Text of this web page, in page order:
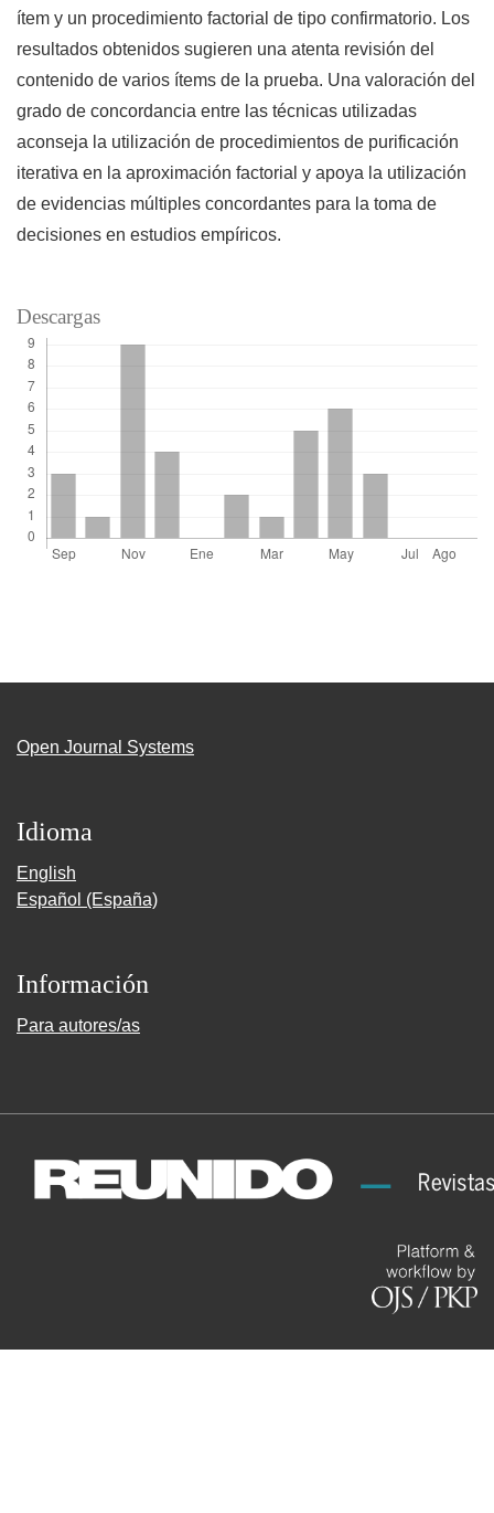
ítem y un procedimiento factorial de tipo confirmatorio. Los
resultados obtenidos sugieren una atenta revisión del
contenido de varios ítems de la prueba. Una valoración del
grado de concordancia entre las técnicas utilizadas
aconseja la utilización de procedimientos de purificación
iterativa en la aproximación factorial y apoya la utilización
de evidencias múltiples concordantes para la toma de
decisiones en estudios empíricos.
Descargas
Open Journal Systems
Idioma
English
Español (España)
Información
Para autores/as